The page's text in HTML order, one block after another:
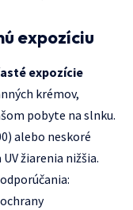
expozíciu
expozície
krémov,
pobyte na slnku.
alebo neskoré
žiarenia nižšia.